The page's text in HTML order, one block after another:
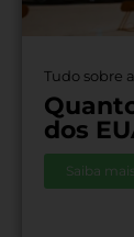
Tudo sobre
dos
Saiba mais